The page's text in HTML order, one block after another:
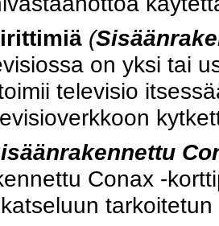
(
on yksi tai
televisio
Conax -